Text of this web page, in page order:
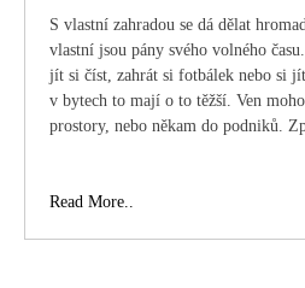
S vlastní zahradou se dá dělat
vlastní jsou pány svého volného
jít si číst, zahrát si fotbálek nebo si
v bytech to mají o to těžší. Ven
prostory, nebo někam do podniků.
Read More..